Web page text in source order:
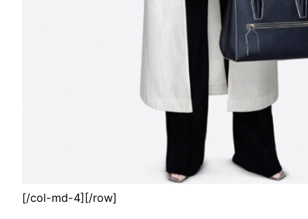
[/col-md-4][/row]